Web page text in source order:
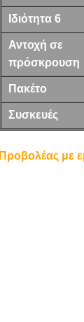
Ιδιότητα 6
Αντοχή σε
πρόσκρουση
Πακέτο
Συσκευές
Προβολέας με